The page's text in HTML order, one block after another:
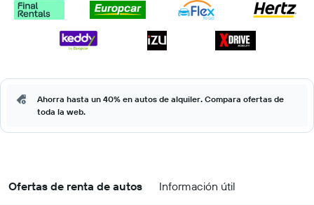
Ahorra hasta un 40% en autos de alquiler. Compara ofertas de
toda la web.
Ofertas de renta de autos Información útil